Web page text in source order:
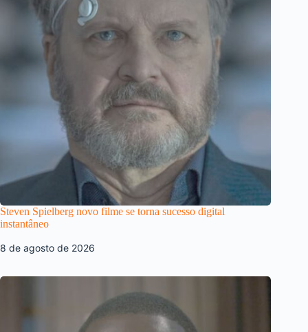
Steven Spielberg novo filme se torna sucesso digital
instantâneo
8 de agosto de 2026